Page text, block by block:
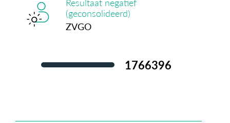
(geconsolideerd)
ZVGO
1.844.051